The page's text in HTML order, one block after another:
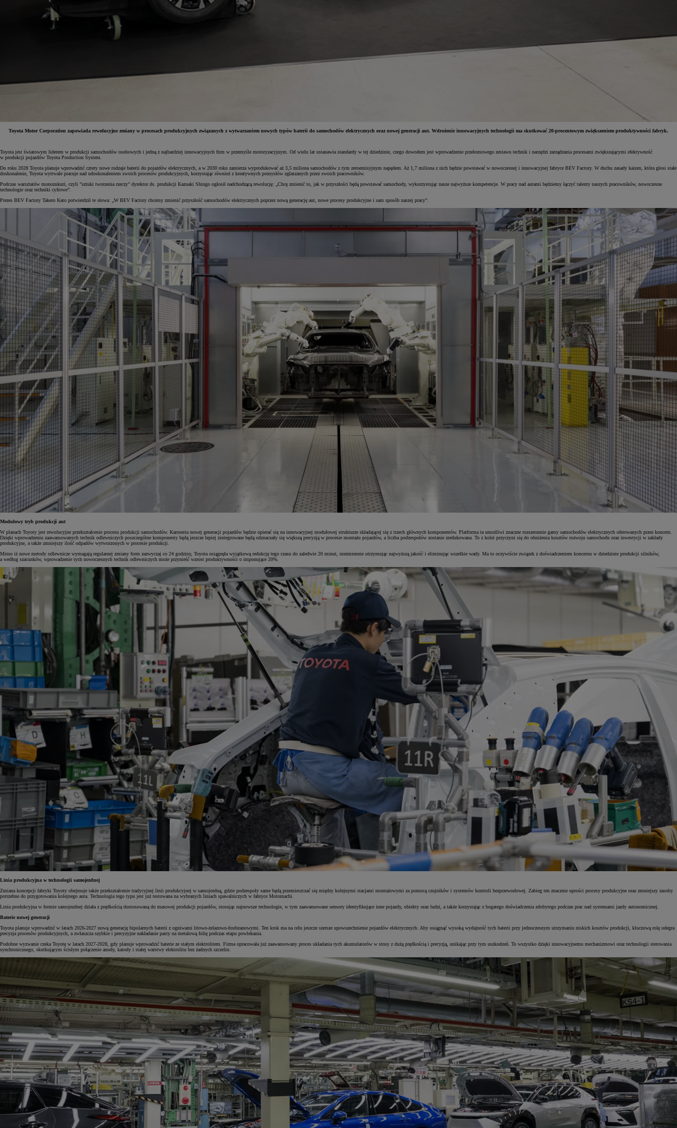
PROACE Max
RÓWNIEŻ ELECTRIC
Od117 670 złnetto
RÓWNIEŻ ELECTRIC
Toyota Motor Corporation zapowiada rewolucyjne zmiany w procesach produkcyjnych związanych z wytwarzaniem nowych typów baterii do samochodów elektrycznych oraz nowej generacji aut. Wdrożenie innowacyjnych technologii ma skutkować 20-procentowym zwiększeniem produktywności fabryk.
Toyota jest światowym liderem w produkcji samochodów osobowych i jedną z najbardziej innowacyjnych firm w przemyśle motoryzacyjnym. Od wielu lat ustanawia standardy w tej dziedzinie, czego dowodem jest wprowadzenie przełomowego zestawu technik i narzędzi zarządzania procesami zwiększającymi efektywność
w produkcji pojazdów Toyota Production System.
Do roku 2028 Toyota planuje wprowadzić cztery nowe rodzaje baterii do pojazdów elektrycznych, a w 2030 roku zamierza wyprodukować aż 3,5 miliona samochodów z tym zeroemisyjnym napędem. Aż 1,7 miliona z nich będzie powstawać w nowoczesnej i innowacyjnej fabryce BEV Factory. W duchu zasady kaizen, która głosi stałe
doskonalenie, Toyota wytrwale pracuje nad udoskonaleniem swoich procesów produkcyjnych, korzystając również z kreatywnych pomysłów zgłaszanych przez swoich pracowników.
Podczas warsztatów monozukuri, czyli "sztuki tworzenia rzeczy" dyrektor ds. produkcji Kazuaki Shingo ogłosił nadchodzącą rewolucję: „Chcę zmienić to, jak w przyszłości będą powstawać samochody, wykorzystując nasze najwyższe kompetencje. W pracy nad autami będziemy łączyć talenty naszych pracowników, nowoczesne
technologie oraz techniki cyfrowe”.
Prezes BEV Factory Takero Kato potwierdził te słowa: „W BEV Factory chcemy zmienić przyszłość samochodów elektrycznych poprzez nową generację aut, nowe procesy produkcyjne i sam sposób naszej pracy”.
Modułowy tryb produkcji aut
W planach Toyoty jest rewolucyjne przekształcenie procesu produkcji samochodów. Karoseria nowej generacji pojazdów będzie opierać się na innowacyjnej modułowej strukturze składającej się z trzech głównych komponentów. Platforma ta umożliwi znaczne rozszerzenie gamy samochodów elektrycznych oferowanych przez koncern.
Dzięki wprowadzeniu zaawansowanych technik odlewniczych poszczególne komponenty będą jeszcze lepiej zintegrowane będą odznaczały się większą precyzją w procesie montażu pojazdów, a liczba podzespołów zostanie zredukowana. To z kolei przyczyni się do obniżenia kosztów rozwoju samochodu oraz inwestycji w zakłady
produkcyjne, a także zmniejszy ilość odpadów wytworzonych w procesie produkcji.
Mimo iż nowe metody odlewnicze wymagają regularnej zmiany form zazwyczaj co 24 godziny, Toyota osiągnęła wyjątkową redukcję tego czasu do zaledwie 20 minut, niezmiennie utrzymując najwyższą jakość i eliminując wszelkie wady. Ma to oczywiście związek z doświadczeniem koncernu w dziedzinie produkcji silników,
a według szacunków, wprowadzenie tych nowoczesnych technik odlewniczych może przynieść wzrost produktywności o imponujące 20%.
Linia produkcyjna w technologii samojezdnej
Zmiana koncepcji fabryki Toyoty obejmuje także przekształcenie tradycyjnej linii produkcyjnej w samojezdną, gdzie podzespoły same będą przemieszczać się między kolejnymi stacjami montażowymi za pomocą czujników i systemów kontroli bezprzewodowej. Zabieg ten znacznie uprości procesy produkcyjne oraz zmniejszy zasoby
potrzebne do przygotowania kolejnego auta. Technologia tego typu jest już testowana na wybranych liniach spawalniczych w fabryce Motomachi.
Linia produkcyjna w formie samojezdnej działa z prędkością dostosowaną do masowej produkcji pojazdów, stosując najnowsze technologie, w tym zaawansowane sensory identyfikujące inne pojazdy, obiekty oraz ludzi, a także korzystając z bogatego doświadczenia zdobytego podczas prac nad systemami jazdy autonomicznej.
Baterie nowej generacji
Toyota planuje wprowadzić w latach 2026-2027 nową generację bipolarnych baterii z ogniwami litowo-żelazowo-fosforanowymi. Ten krok ma na celu jeszcze szersze upowszechnienie pojazdów elektrycznych. Aby osiągnąć wysoką wydajność tych baterii przy jednoczesnym utrzymaniu niskich kosztów produkcji, kluczową rolę odegra
precyzja procesów produkcyjnych, a zwłaszcza szybkie i precyzyjne nakładanie pasty na metalową folię podczas etapu powlekania.
Podobne wyzwanie czeka Toyotę w latach 2027-2028, gdy planuje wprowadzić baterie ze stałym elektrolitem. Firma opracowała już zaawansowany proces układania tych akumulatorów w stosy z dużą prędkością i precyzją, unikając przy tym uszkodzeń. To wszystko dzięki innowacyjnemu mechanizmowi oraz technologii sterowania
synchronicznego, skutkującym ścisłym połączenie anody, katody i stałej warstwy elektrolitu bez żadnych szczelin.